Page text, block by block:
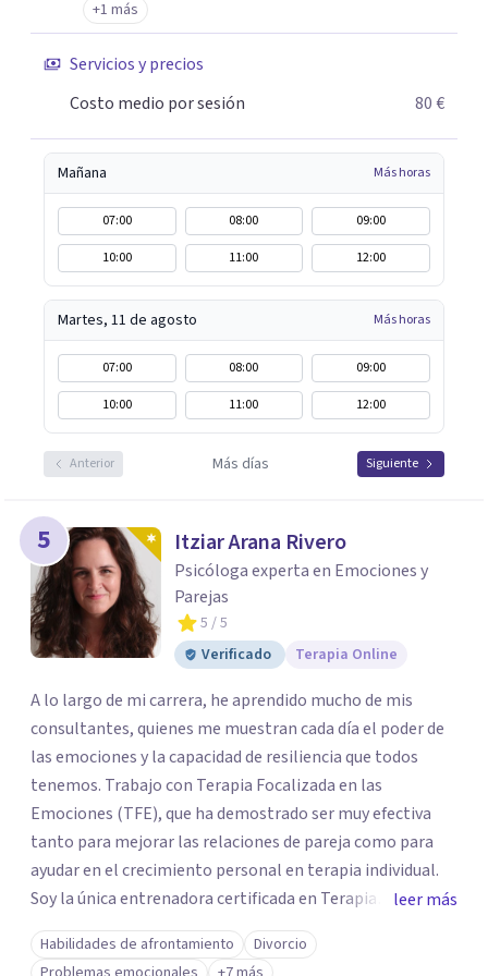
+1 más
Servicios y precios
Costo medio por sesión
80 €
Mañana Más horas
07:00 08:00
09:00
10:00
11:00 12:00
Martes, 11 de agosto Más horas
07:00 08:00
09:00
10:00
11:00 12:00
Anterior Más días Siguiente
5 Itziar Arana Rivero
Psicóloga experta en Emociones y
Parejas
5 / 5
Verificado
Terapia Online
A lo largo de mi carrera, he aprendido mucho de mis
consultantes, quienes me muestran cada día el poder de
las emociones y la capacidad de resiliencia que todos
tenemos. Trabajo con Terapia Focalizada en las
Emociones (TFE), que ha demostrado ser muy efectiva
tanto para mejorar las relaciones de pareja como para
ayudar en el crecimiento personal en terapia individual.
Soy la única entrenadora certificada en Terapia
Focalizada en las Emociones (TFE) en España, además de
supervisora y terapeuta certificada. La TFE ha
leer más
Habilidades de afrontamiento
Divorcio